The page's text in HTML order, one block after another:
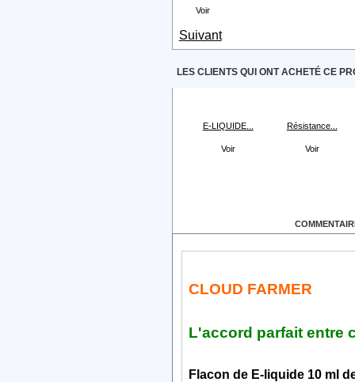
Voir
Suivant
LES CLIENTS QUI ONT ACHETÉ CE
E-LIQUIDE...
Voir
Résistance...
Voir
CLOUD FARMER
L'accord parfait entre
Flacon de E-liquide 10 ml